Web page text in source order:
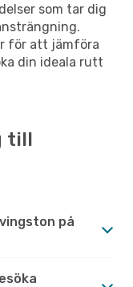
som tar dig
för att jämföra
din ideala rutt
till
på